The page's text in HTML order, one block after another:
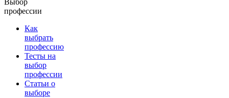
профессии
Как
выбрать
профессию
Тесты на
выбор
профессии
Статьи о
выборе